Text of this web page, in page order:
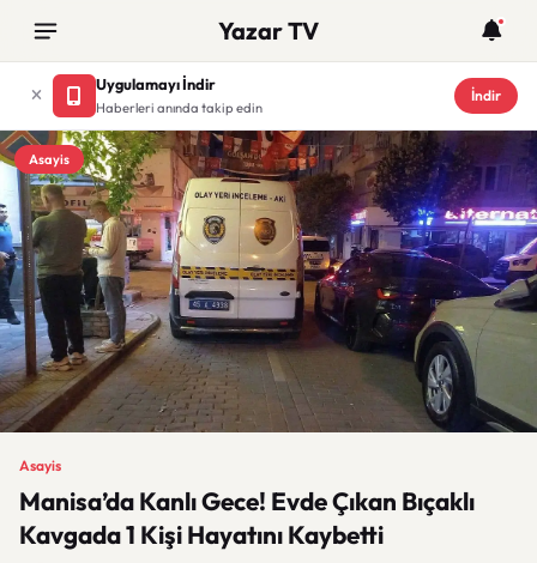
Yazar TV
Uygulamayı İndir
Haberleri anında takip edin
İndir
Asayis
Asayis
Manisa’da Kanlı Gece! Evde Çıkan Bıçaklı
Kavgada 1 Kişi Hayatını Kaybetti